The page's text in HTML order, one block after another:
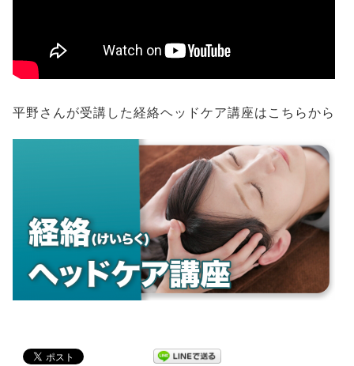
平野さんが受講した経絡ヘッドケア講座はこちらから